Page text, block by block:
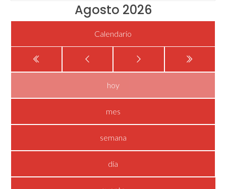
Agosto 2026
Calendario
hoy
mes
semana
día